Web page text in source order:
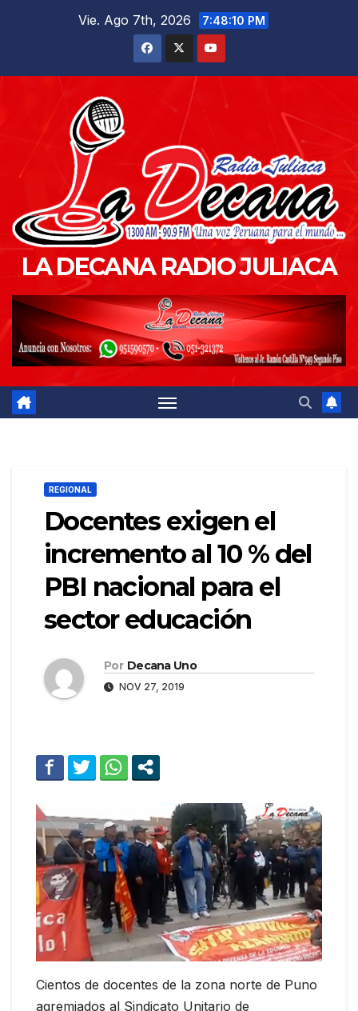
Vie. Ago 7th, 2026 7:48:11 PM
LA DECANA RADIO JULIACA
REGIONAL
Docentes exigen el
incremento al 10 % del
PBI nacional para el
sector educación
Por Decana Uno
NOV 27, 2019
Cientos de docentes de la zona norte de Puno
agremiados al Sindicato Unitario de